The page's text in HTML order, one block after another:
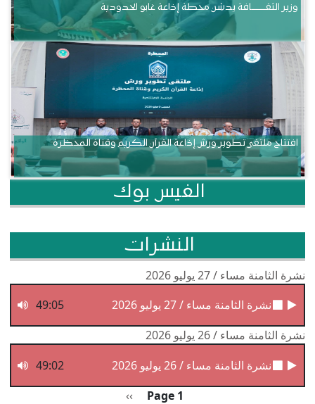
وزير الثقــــــــــافة يدشن محطة إذاعة غابو الحدودية
افتتاح ملتقى تطوير ورش إذاعة القرآن الكريم وقناة المحظرة
الفيس بوك
النشرات
نشرة الثامنة مساء / 27 يوليو 2026
نشرة الثامنة مساء / 27 يوليو 2026
49:05
نشرة الثامنة مساء / 26 يوليو 2026
نشرة الثامنة مساء / 26 يوليو 2026
49:02
Page 1 الصفحة التالية
››